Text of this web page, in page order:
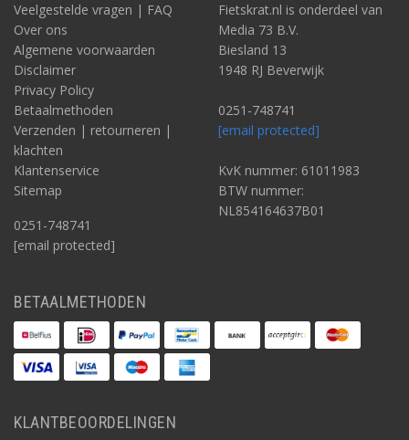
Veelgestelde vragen | FAQ
Over ons
Algemene voorwaarden
Disclaimer
Privacy Policy
Betaalmethoden
Verzenden | retourneren |
klachten
Klantenservice
Sitemap
0251-748741
[email protected]
Fietskrat.nl is onderdeel van
Media 73 B.V.
Biesland 13
1948 RJ Beverwijk
0251-748741
[email protected]
KvK nummer: 61011983
BTW nummer:
NL854164637B01
BETAALMETHODEN
KLANTBEOORDELINGEN